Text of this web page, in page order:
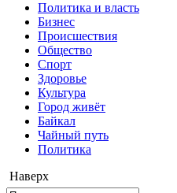
Политика и власть
Бизнес
Происшествия
Общество
Cпорт
Здоровье
Культура
Город живёт
Байкал
Чайный путь
Политика
Наверх